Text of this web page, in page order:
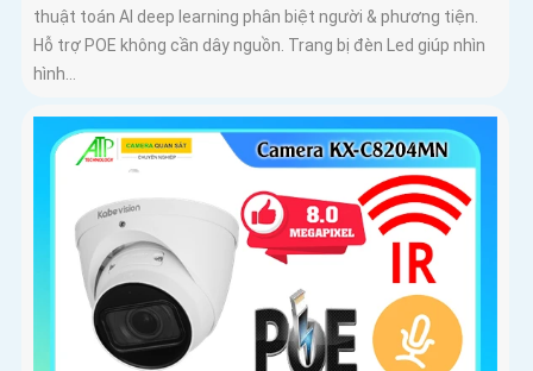
thuật toán AI deep learning phân biệt người & phương tiện.
Hỗ trợ POE không cần dây nguồn. Trang bị đèn Led giúp nhìn
hình...